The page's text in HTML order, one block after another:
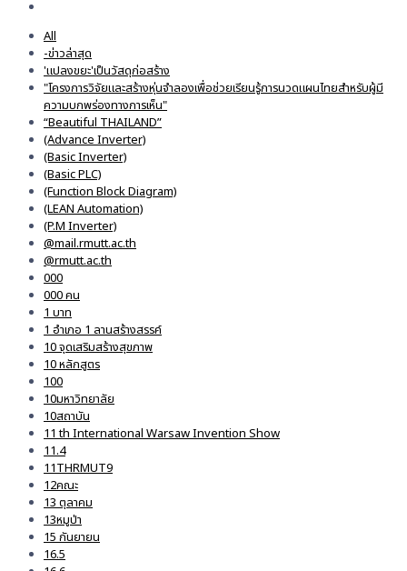
All
-ข่าวล่าสุด
'แปลงขยะ'เป็นวัสดุก่อสร้าง
"โครงการวิจัยและสร้างหุ่นจำลองเพื่อช่วยเรียนรู้การนวดแผนไทยสำหรับผู้มี
ความบกพร่องทางการเห็น"
“Beautiful THAILAND”
(Advance Inverter)
(Basic Inverter)
(Basic PLC)
(Function Block Diagram)
(LEAN Automation)
(P.M Inverter)
@mail.rmutt.ac.th
@rmutt.ac.th
000
000 คน
1 บาท
1 อำเภอ 1 ลานสร้างสรรค์
10 จุดเสริมสร้างสุขภาพ
10 หลักสูตร
100
10มหาวิทยาลัย
10สถาบัน
11 th International Warsaw Invention Show
11.4
11THRMUT9
12คณะ
13 ตุลาคม
13หมูป่า
15 กันยายน
16.5